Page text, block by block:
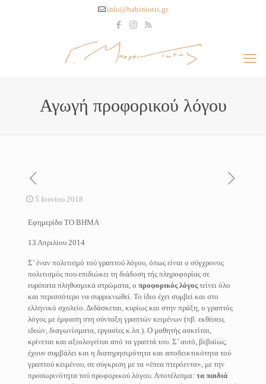
info@babiniotis.gr
Αγωγή προφορικού λόγου
5 Ιουνίου 2018
Eφημερίδα ΤΟ ΒΗΜΑ
13 Απριλίου 2014
Σ’ έναν πολιτισμό τού γραπτού λόγου, όπως είναι ο σύγχρονος
πολιτισμός που επιδιώκει τη διάδοση τής πληροφορίας σε
ευρύτατα πληθυσμικά στρώματα, ο προφορικός λόγοςτείνει όλο
και περισσότερο να συρρικνωθεί. Το ίδιο έχει συμβεί και στο
ελληνικό σχολείο. Διδάσκεται, κυρίως και στην πράξη, ο γραπτός
λόγος με έμφαση στη σύνταξη γραπτών κειμένων (πβ. εκθέσεις
ιδεών, διαγωνίσματα, εργασίες κ.λπ.). Ο μαθητής ασκείται,
κρίνεται και αξιολογείται από τα γραπτά του. Σ’ αυτό, βεβαίως,
έχουν συμβάλει και η διατηρησιμότητα και αποδεικτικότητα τού
γραπτού κειμένου, σε σύγκριση με τα «έπεα πτερόεντα», με την
προσωρινότητα τού προφορικού λόγου. Αποτέλεσμα: τα παιδιά